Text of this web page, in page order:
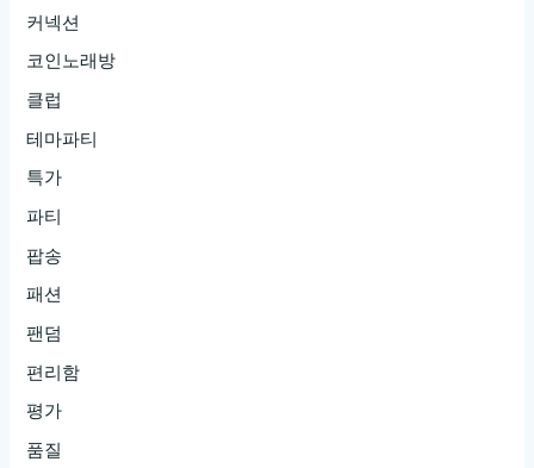
커넥션
코인노래방
클럽
테마파티
특가
파티
팝송
패션
팬덤
편리함
평가
품질